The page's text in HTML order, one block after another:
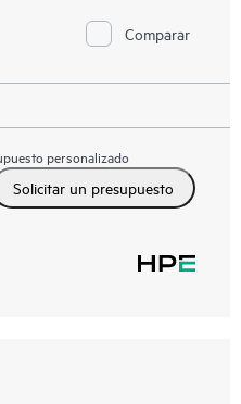
Comparar
personalizado
Solicitar un presupuesto